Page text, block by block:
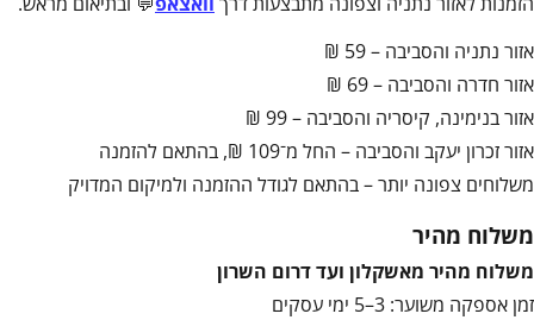
אזור נתניה והסביבה – 59 ₪
אזור חדרה והסביבה – 69 ₪
אזור בנימינה, קיסריה והסביבה – 99 ₪
אזור זכרון יעקב והסביבה – החל מ־109 ₪, בהתאם להזמנה
משלוחים צפונה יותר – בהתאם לגודל ההזמנה ולמיקום המדויק
משלוח מהיר
משלוח מהיר מאשקלון ועד דרום השרון
זמן אספקה משוער: 3–5 ימי עסקים